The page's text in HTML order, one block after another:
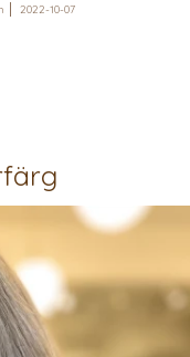
2022-10-07